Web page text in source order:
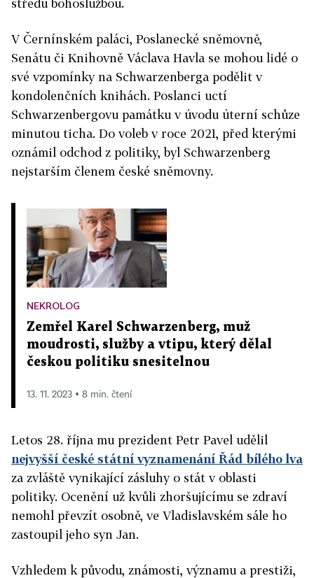
středu bohoslužbou.
V Černínském paláci, Poslanecké sněmovně,
Senátu či Knihovně Václava Havla se mohou lidé o
své vzpomínky na Schwarzenberga podělit v
kondolenčních knihách. Poslanci uctí
Schwarzenbergovu památku v úvodu úterní schůze
minutou ticha. Do voleb v roce 2021, před kterými
oznámil odchod z politiky, byl Schwarzenberg
nejstarším členem české sněmovny.
NEKROLOG
Zemřel Karel Schwarzenberg, muž
moudrosti, služby a vtipu, který dělal
českou politiku snesitelnou
13. 11. 2023 ▪ 8 min. čtení
Letos 28. října mu prezident Petr Pavel udělil
nejvyšší české státní vyznamenání Řád bílého lva
za zvláště vynikající zásluhy o stát v oblasti
politiky. Ocenění už kvůli zhoršujícímu se zdraví
nemohl převzít osobně, ve Vladislavském sále ho
zastoupil jeho syn Jan.
Vzhledem k původu, známosti, významu a prestiži,